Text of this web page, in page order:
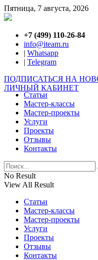
Пятница, 7 августа, 2026
+7 (499) 110-26-84
info@iteam.ru
| Whatsapp
| Telegram
ПОДПИСАТЬСЯ НА
ЛИЧНЫЙ КАБИНЕТ
Статьи
Мастер-классы
Мастер-проекты
Услуги
Проекты
Отзывы
Контакты
No Result
View All Result
Статьи
Мастер-классы
Мастер-проекты
Услуги
Проекты
Отзывы
Контакты